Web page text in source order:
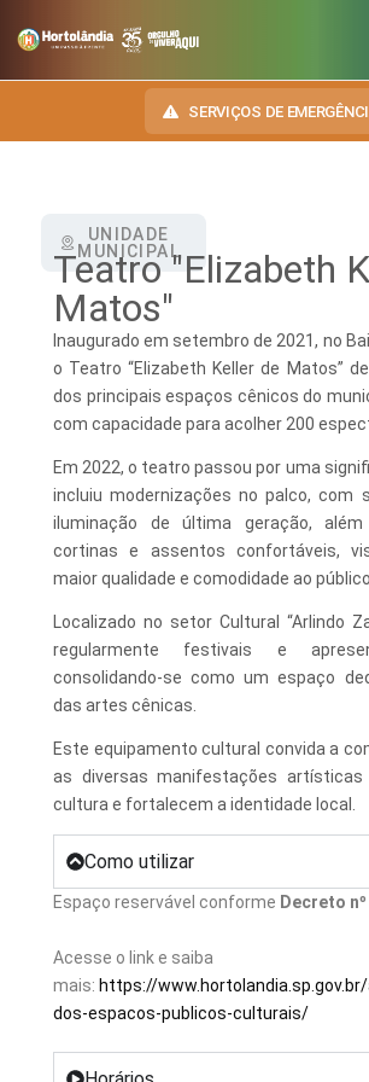
SERVIÇOS DE
INSTITUCIONAL
SECRETARIAS
Administração e Gestão de Pessoal
Assuntos Jurídicos
Cultura
Desenvolvimento Econômico, Trabalho,
Educação, Ciência e Tecnologia
Esporte e Lazer
Finanças
Governo
Inclusão e Desenvolvimento Social
Meio Ambiente, Desenvolvimento
Mobilidade Urbana
Planejamento Urbano e Gestão
NOSSA CIDADE
HINO, BRASÃO E BANDEIRA
Autoridades do Município
Downloads
Telefones Úteis
Notícias Anteriores a 2024
TRANSPARÊNCIA
E-SIC
OUVIDORIA
DIÁRIO OFICIAL
UNIDADE
MUNICIPAL
Teatro "Elizabeth
Matos"
Inaugurado em setembro de 2021, no
o Teatro “Elizabeth Keller de Matos”
dos principais espaços cênicos do
com capacidade para acolher 200
Em 2022, o teatro passou por uma
incluiu modernizações no palco, com
iluminação de última geração,
cortinas e assentos confortáveis,
maior qualidade e comodidade ao público.
Localizado no setor Cultural “Arlindo
regularmente festivais e
consolidando-se como um espaço
das artes cênicas.
Este equipamento cultural convida a
as diversas manifestações artísticas
cultura e fortalecem a identidade local.
Como utilizar
Espaço reservável conforme Decreto
Acesse o link e saiba
mais: https://
dos-espacos-publicos-culturais/